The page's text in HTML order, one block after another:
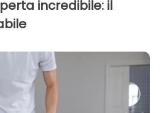
incredibile: il